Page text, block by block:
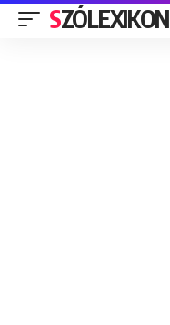
SZÓLEXIKON